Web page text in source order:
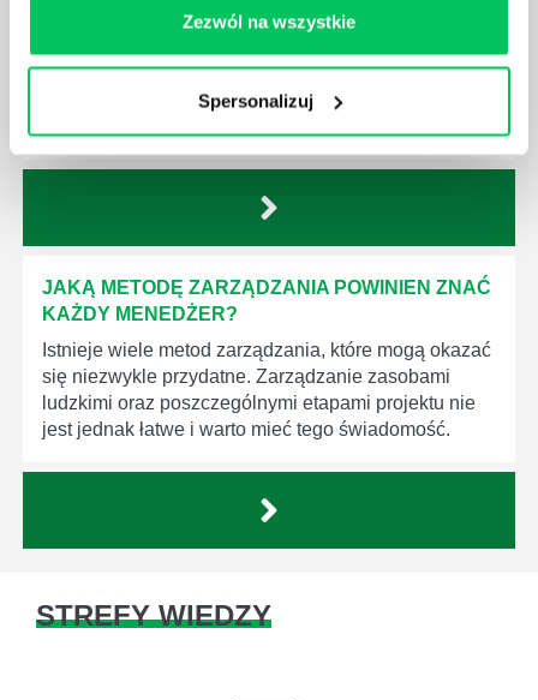
Zezwól na wszystkie
Spersonalizuj
KOMPETENCJE MENEDŻERSKIE?
firmie. Osoba je pełniąca jest w pełni odpowiedzialna
za realizację działań podległych mu osób oraz
JAKĄ METODĘ ZARZĄDZANIA POWINIEN ZNAĆ
KAŻDY MENEDŻER?
Istnieje wiele metod zarządzania, które mogą okazać
się niezwykle przydatne. Zarządzanie zasobami
ludzkimi oraz poszczególnymi etapami projektu nie
jest jednak łatwe i warto mieć tego świadomość.
STREFY WIEDZY